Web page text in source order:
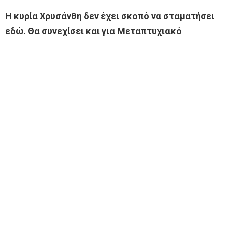
Η κυρία Χρυσάνθη δεν έχει σκοπό να σταματήσει
εδώ. Θα συνεχίσει και για Μεταπτυχιακό